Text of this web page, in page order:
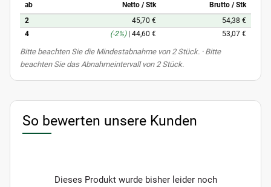
ab Netto / Stk
Brutto / Stk
2
45,70 €
54,38 €
4
(-2%) 44,60 € 53,07 €
xBitte beachten Sie die Mindestabnahme von 2 Stück. · Bitte
beachten Sie das Abnahmeintervall von 2 Stück.
So bewerten unsere Kunden
Dieses Produkt wurde bisher leider noch